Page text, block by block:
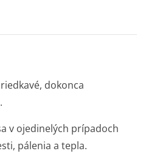
dokonca
v ojedinelých prípadoch
pálenia a tepla.